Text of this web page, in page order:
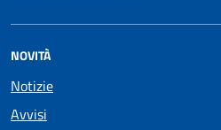
NOVITÀ
Notizie
Avvisi